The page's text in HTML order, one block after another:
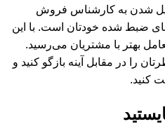
شدن به کارشناس فروش
ضبط شده خودتان است. با این
بهتر با مشتریان می‌رسید.
را در مقابل آینه بازگو کنید و
کنید.